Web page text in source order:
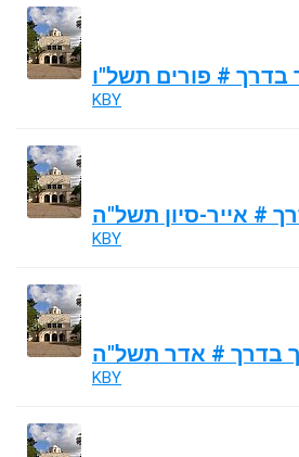
בדרך # פורים תשל"ו
KBY
# אייר-סיון תשל"ה
KBY
בדרך # אדר תשל"ה
KBY